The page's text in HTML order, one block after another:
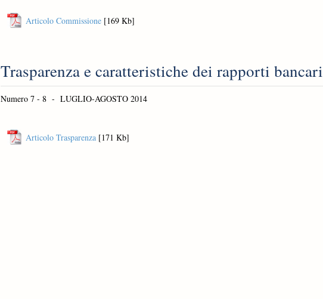
Articolo Commissione [169 Kb]
Trasparenza e caratteristiche dei rapporti bancari
Numero 7 - 8 - LUGLIO-AGOSTO 2014
Articolo Trasparenza [171 Kb]